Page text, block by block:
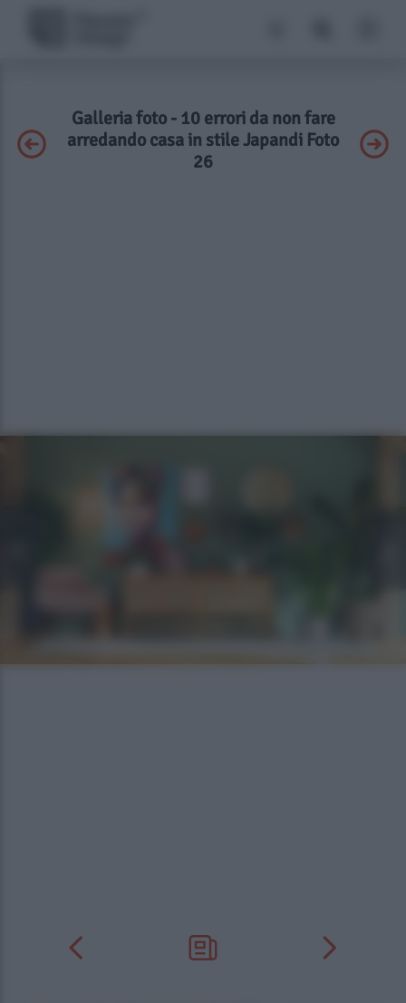
Galleria foto - 10 errori da non fare
arredando casa in stile Japandi Foto
26